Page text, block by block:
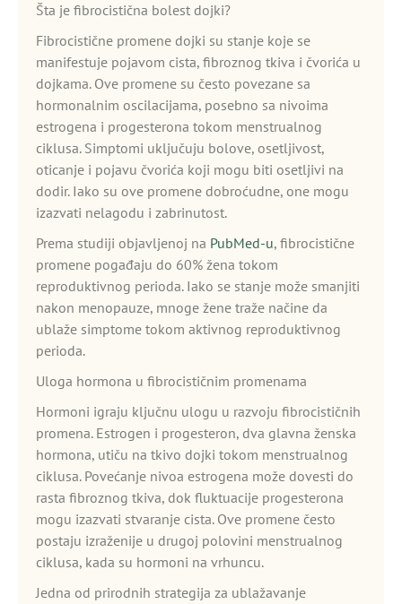
Šta je fibrocistična bolest dojki?
Fibrocistične promene dojki su stanje koje se
manifestuje pojavom cista, fibroznog tkiva i čvorića u
dojkama. Ove promene su često povezane sa
hormonalnim oscilacijama, posebno sa nivoima
estrogena i progesterona tokom menstrualnog
ciklusa. Simptomi uključuju bolove, osetljivost,
oticanje i pojavu čvorića koji mogu biti osetljivi na
dodir. Iako su ove promene dobroćudne, one mogu
izazvati nelagodu i zabrinutost.
Prema studiji objavljenoj na PubMed-u, fibrocistične
promene pogađaju do 60% žena tokom
reproduktivnog perioda. Iako se stanje može smanjiti
nakon menopauze, mnoge žene traže načine da
ublaže simptome tokom aktivnog reproduktivnog
perioda.
Uloga hormona u fibrocističnim promenama
Hormoni igraju ključnu ulogu u razvoju fibrocističnih
promena. Estrogen i progesteron, dva glavna ženska
hormona, utiču na tkivo dojki tokom menstrualnog
ciklusa. Povećanje nivoa estrogena može dovesti do
rasta fibroznog tkiva, dok fluktuacije progesterona
mogu izazvati stvaranje cista. Ove promene često
postaju izraženije u drugoj polovini menstrualnog
ciklusa, kada su hormoni na vrhuncu.
Jedna od prirodnih strategija za ublažavanje